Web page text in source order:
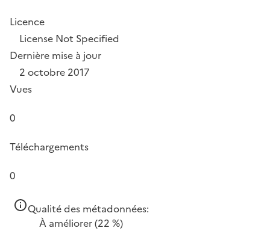
Licence
License Not Specified
Dernière mise à jour
2 octobre 2017
Vues
0
Téléchargements
0
Qualité des métadonnées:
À améliorer(22 %)